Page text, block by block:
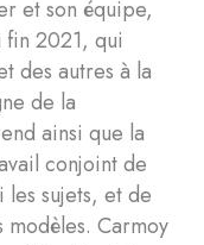
et son équipe,
2021, qui
des autres à la
de la
ainsi que la
conjoint de
les sujets, et de
modèles. Carmoy